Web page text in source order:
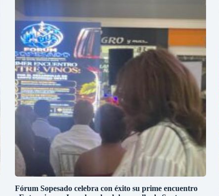
Fórum Sopesado celebra con éxito su prime encuentro